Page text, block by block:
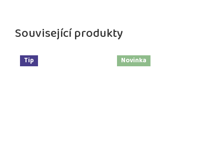
Související produkty
Tip Novinka